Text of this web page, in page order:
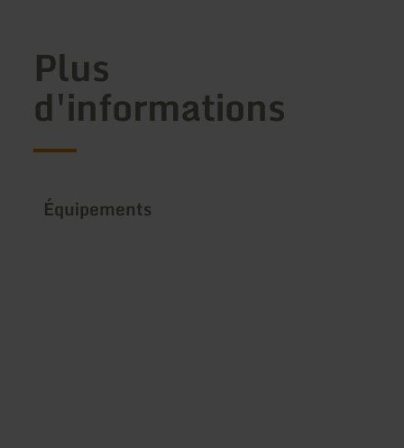
Plus
d'informations
Équipements